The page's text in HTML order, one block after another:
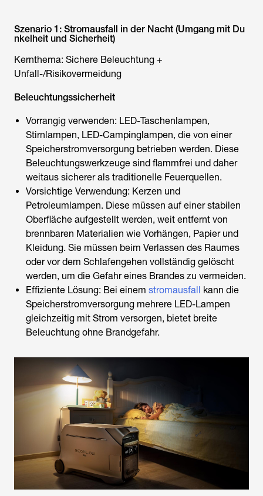
Szenario 1: Stromausfall in der Nacht (Umgang mit Du
nkelheit und Sicherheit)
Kernthema: Sichere Beleuchtung +
Unfall-/Risikovermeidung
Beleuchtungssicherheit
Vorrangig verwenden: LED-Taschenlampen,
Stirnlampen, LED-Campinglampen, die von einer
Speicherstromversorgung betrieben werden. Diese
Beleuchtungswerkzeuge sind flammfrei und daher
weitaus sicherer als traditionelle Feuerquellen.
Vorsichtige Verwendung: Kerzen und
Petroleumlampen. Diese müssen auf einer stabilen
Oberfläche aufgestellt werden, weit entfernt von
brennbaren Materialien wie Vorhängen, Papier und
Kleidung. Sie müssen beim Verlassen des Raumes
oder vor dem Schlafengehen vollständig gelöscht
werden, um die Gefahr eines Brandes zu vermeiden.
Effiziente Lösung: Bei einem stromausfall kann die
Speicherstromversorgung mehrere LED-Lampen
gleichzeitig mit Strom versorgen, bietet breite
Beleuchtung ohne Brandgefahr.